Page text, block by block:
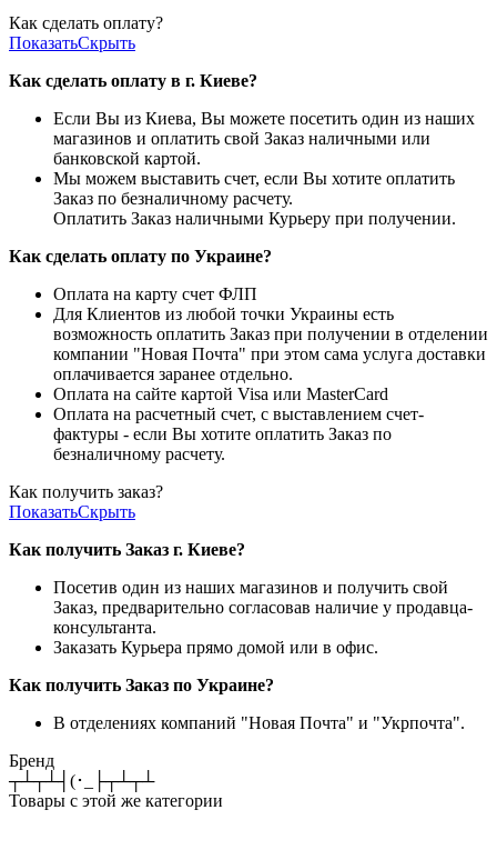
Как сделать оплату?
ПоказатьСкрыть
Как сделать оплату в г. Киеве?
Если Вы из Киева, Вы можете посетить один из наших
магазинов и оплатить свой Заказ наличными или
банковской картой.
Мы можем выставить счет, если Вы хотите оплатить
Заказ по безналичному расчету.
Оплатить Заказ наличными Курьеру при получении.
Как сделать оплату по Украине?
Оплата на карту счет ФЛП
Для Клиентов из любой точки Украины есть
возможность оплатить Заказ при получении в отделении
компании "Новая Почта" при этом сама услуга доставки
оплачивается заранее отдельно.
Оплата на сайте картой Visa или MasterCard
Оплата на расчетный счет, с выставлением счет-
фактуры - если Вы хотите оплатить Заказ по
безналичному расчету.
Как получить заказ?
ПоказатьСкрыть
Как получить Заказ г. Киеве?
Посетив один из наших магазинов и получить свой
Заказ, предварительно согласовав наличие у продавца-
консультанта.
Заказать Курьера прямо домой или в офис.
Как получить Заказ по Украине?
В отделениях компаний "Новая Почта" и "Укрпочта".
Бренд
┬┴┬┴┤(･_├┬┴┬┴
Товары с этой же категории